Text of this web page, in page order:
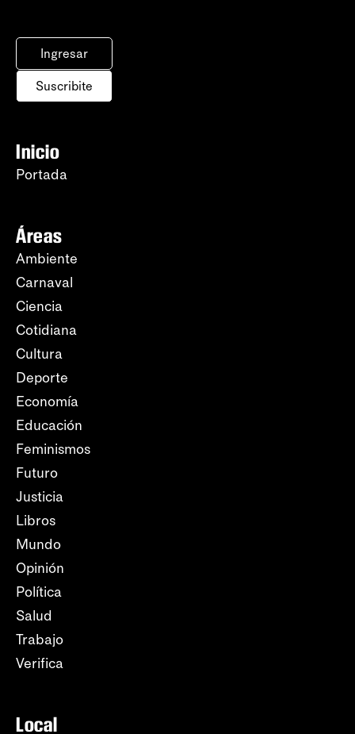
Ingresar
Suscribite
Inicio
Portada
Áreas
Ambiente
Carnaval
Ciencia
Cotidiana
Cultura
Deporte
Economía
Educación
Feminismos
Futuro
Justicia
Libros
Mundo
Opinión
Política
Salud
Trabajo
Verifica
Local